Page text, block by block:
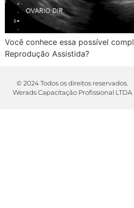
Você conhece essa possível
Reprodução Assistida?
© 2024 Todos os direitos reservados.
Werads Capacitação Profissional LTDA